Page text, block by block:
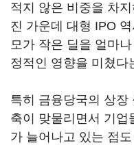
적지 않은 비중을 차
진 가운데 대형 IPO
모가 작은 딜을 얼마
정적인 영향을 미쳤다
특히 금융당국의 상장
축이 맞물리면서 기업
가 늘어나고 있는 점